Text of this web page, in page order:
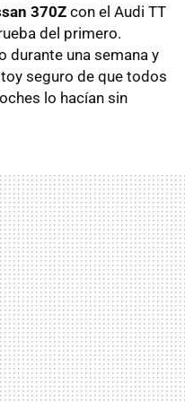
370Z con el Audi TT
del primero.
durante una semana y
seguro de que todos
lo hacían sin